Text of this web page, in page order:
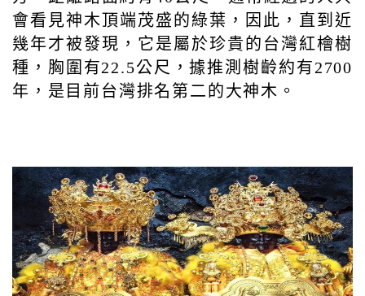
會看見神木頂端茂盛的綠葉，因此，直到近
幾年才被發現，它是屬於珍貴的台灣紅檜樹
種，胸圍有22.5公尺，據推測樹齡約有2700
年，是目前台灣排名第二的大神木。